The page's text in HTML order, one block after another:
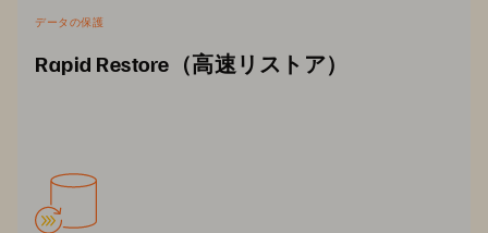
データの保護
Rapid Restore（高速リストア）